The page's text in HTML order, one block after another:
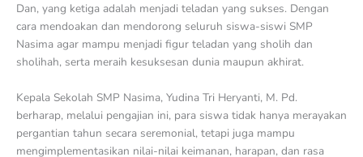
Dan, yang ketiga adalah menjadi teladan yang sukses. Dengan
cara mendoakan dan mendorong seluruh siswa-siswi SMP
Nasima agar mampu menjadi figur teladan yang sholih dan
sholihah, serta meraih kesuksesan dunia maupun akhirat.
Kepala Sekolah SMP Nasima, Yudina Tri Heryanti, M. Pd.
berharap, melalui pengajian ini, para siswa tidak hanya merayakan
pergantian tahun secara seremonial, tetapi juga mampu
mengimplementasikan nilai-nilai keimanan, harapan, dan rasa